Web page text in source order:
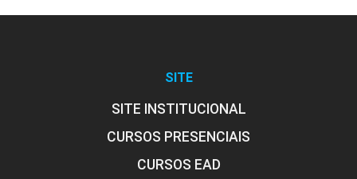
SITE
SITE INSTITUCIONAL
CURSOS PRESENCIAIS
CURSOS EAD